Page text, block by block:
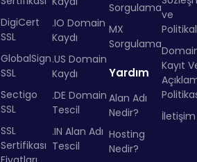
DigiCert
SSL
GlobalSign
SSL
Sectigo
SSL
SSL
Sertifikası
.IO Domain
Kaydı
.US Domain
Kaydı
.DE Domain
Tescil
.IN Alan Adı
Tescil
Sorgulama
MX
Sorgulama
Yardım
Alan Adı
Nedir?
Hosting
Nedir?
ve
Kayıt
İletişim